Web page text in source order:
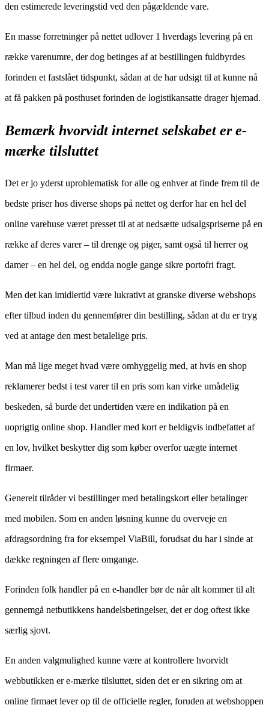
den estimerede leveringstid ved den pågældende vare.
En masse forretninger på nettet udlover 1 hverdags levering på en
række varenumre, der dog betinges af at bestillingen fuldbyrdes
forinden et fastslået tidspunkt, sådan at de har udsigt til at kunne nå
at få pakken på posthuset forinden de logistikansatte drager hjemad.
Bemærk hvorvidt internet selskabet er e-
mærke tilsluttet
Det er jo yderst uproblematisk for alle og enhver at finde frem til de
bedste priser hos diverse shops på nettet og derfor har en hel del
online varehuse været presset til at at nedsætte udsalgspriserne på en
række af deres varer – til drenge og piger, samt også til herrer og
damer – en hel del, og endda nogle gange sikre portofri fragt.
Men det kan imidlertid være lukrativt at granske diverse webshops
efter tilbud inden du gennemfører din bestilling, sådan at du er tryg
ved at antage den mest betalelige pris.
Man må lige meget hvad være omhyggelig med, at hvis en shop
reklamerer bedst i test varer til en pris som kan virke umådelig
beskeden, så burde det undertiden være en indikation på en
uoprigtig online shop. Handler med kort er heldigvis indbefattet af
en lov, hvilket beskytter dig som køber overfor uægte internet
firmaer.
Generelt tilråder vi bestillinger med betalingskort eller betalinger
med mobilen. Som en anden løsning kunne du overveje en
afdragsordning fra for eksempel ViaBill, forudsat du har i sinde at
dække regningen af flere omgange.
Forinden folk handler på en e-handler bør de når alt kommer til alt
gennemgå netbutikkens handelsbetingelser, det er dog oftest ikke
særlig sjovt.
En anden valgmulighed kunne være at kontrollere hvorvidt
webbutikken er e-mærke tilsluttet, siden det er en sikring om at
online firmaet lever op til de officielle regler, foruden at webshoppen